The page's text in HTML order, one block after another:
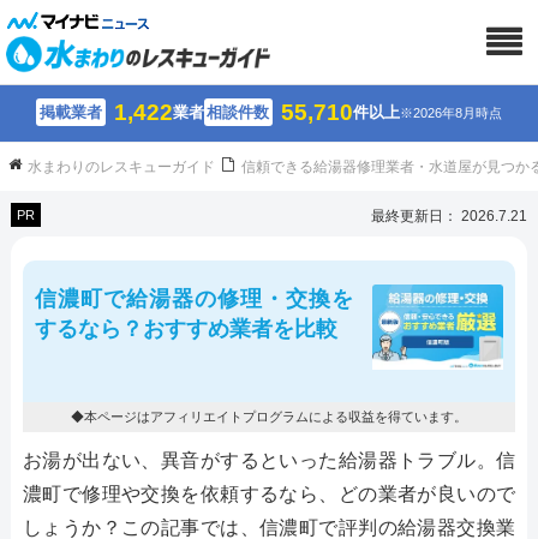
掲載業者 1,422業者相談件数 55,710件以上※2026年8月時点
水まわりのレスキューガイド 信頼できる給湯器修理業者・水道屋が見つか
PR 最終更新日： 2026.7.21
信濃町で給湯器の修理・交換を
するなら？おすすめ業者を比較
◆本ページはアフィリエイトプログラムによる収益を得ています。
お湯が出ない、異音がするといった給湯器トラブル。信
濃町で修理や交換を依頼するなら、どの業者が良いので
しょうか？この記事では、信濃町で評判の給湯器交換業